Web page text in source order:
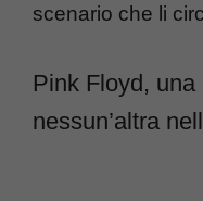
scenario che li
Pink Floyd,
nessun’altra